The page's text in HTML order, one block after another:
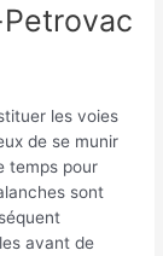
les voies
de se munir
temps pour
sont
avant de